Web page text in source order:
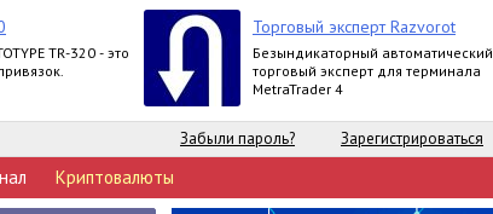
TR-320 - это
Торговый эксперт Razvorot
Безындикаторный автоматический
торговый эксперт для терминала
MetraTrader 4
Забыли пароль? Зарегистрироваться
Криптовалюты